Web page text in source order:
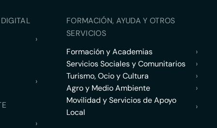
›
›
›
FORMACIÓN, AYUDA Y OTROS
SERVICIOS
Formación y Academias
›
Servicios Sociales y Comunitarios
›
Turismo, Ocio y Cultura
›
Agro y Medio Ambiente
›
Movilidad y Servicios de Apoyo
Local
›